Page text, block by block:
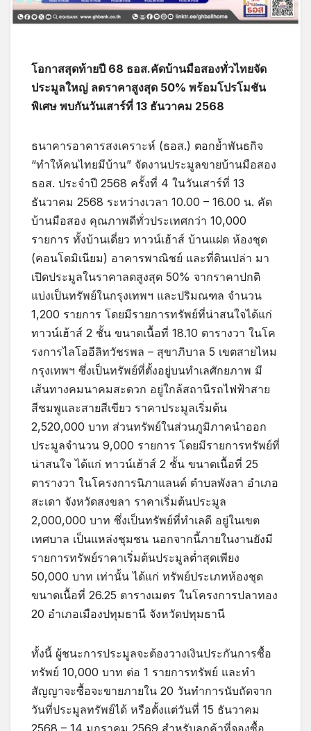
โอกาสสุดท้ายปี 68 ธอส.คัดบ้านมือสองทั่วไทยจัด
ประมูลใหญ่ ลดราคาสูงสุด 50% พร้อมโปรโมชัน
พิเศษ พบกันวันเสาร์ที่ 13 ธันวาคม 2568
ธนาคารอาคารสงเคราะห์ (ธอส.) ตอกย้ำพันธกิจ
“ทำให้คนไทยมีบ้าน” จัดงานประมูลขายบ้านมือสอง
ธอส. ประจำปี 2568 ครั้งที่ 4 ในวันเสาร์ที่ 13
ธันวาคม 2568 ระหว่างเวลา 10.00 – 16.00 น. คัด
บ้านมือสอง คุณภาพดีทั่วประเทศกว่า 10,000
รายการ ทั้งบ้านเดี่ยว ทาวน์เฮ้าส์ บ้านแฝด ห้องชุด
(คอนโดมิเนียม) อาคารพาณิชย์ และที่ดินเปล่า มา
เปิดประมูลในราคาลดสูงสุด 50% จากราคาปกติ
แบ่งเป็นทรัพย์ในกรุงเทพฯ และปริมณฑล จำนวน
1,200 รายการ โดยมีรายการทรัพย์ที่น่าสนใจได้แก่
ทาวน์เฮ้าส์ 2 ชั้น ขนาดเนื้อที่ 18.10 ตารางวา ในโค
รงการไลโออีลิทวัชรพล – สุขาภิบาล 5 เขตสายไหม
กรุงเทพฯ ซึ่งเป็นทรัพย์ที่ตั้งอยู่บนทำเลศักยภาพ มี
เส้นทางคมนาคมสะดวก อยู่ใกล้สถานีรถไฟฟ้าสาย
สีชมพูและสายสีเขียว ราคาประมูลเริ่มต้น
2,520,000 บาท ส่วนทรัพย์ในส่วนภูมิภาคนำออก
ประมูลจำนวน 9,000 รายการ โดยมีรายการทรัพย์ที่
น่าสนใจ ได้แก่ ทาวน์เฮ้าส์ 2 ชั้น ขนาดเนื้อที่ 25
ตารางวา ในโครงการนิภาแลนด์ ตำบลพังลา อำเภอ
สะเดา จังหวัดสงขลา ราคาเริ่มต้นประมูล
2,000,000 บาท ซึ่งเป็นทรัพย์ที่ทำเลดี อยู่ในเขต
เทศบาล เป็นแหล่งชุมชน นอกจากนี้ภายในงานยังมี
รายการทรัพย์ราคาเริ่มต้นประมูลต่ำสุดเพียง
50,000 บาท เท่านั้น ได้แก่ ทรัพย์ประเภทห้องชุด
ขนาดเนื้อที่ 26.25 ตารางเมตร ในโครงการปลาทอง
20 อำเภอเมืองปทุมธานี จังหวัดปทุมธานี
ทั้งนี้ ผู้ชนะการประมูลจะต้องวางเงินประกันการซื้อ
ทรัพย์ 10,000 บาท ต่อ 1 รายการทรัพย์ และทำ
สัญญาจะซื้อจะขายภายใน 20 วันทำการนับถัดจาก
วันที่ประมูลทรัพย์ได้ หรือตั้งแต่วันที่ 15 ธันวาคม
2568 – 14 มกราคม 2569 สำหรับลูกค้าที่จองซื้อ